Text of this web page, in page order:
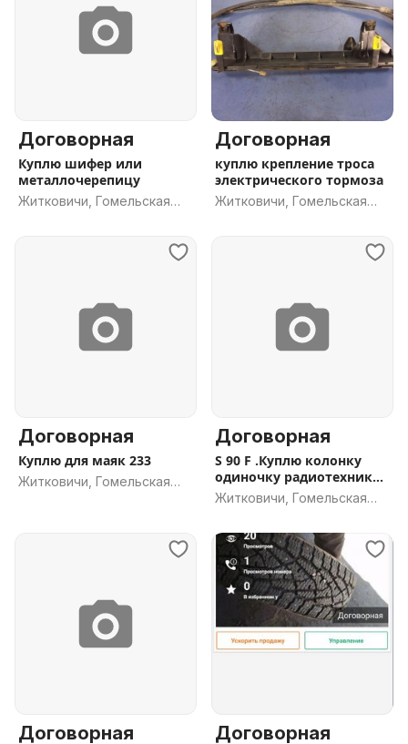
Договорная
Куплю шифер или
металлочерепицу
Житковичи, Гомельская
Договорная
куплю крепление троса
электрического тормоза
Житковичи, Гомельская
Договорная
Куплю для маяк 233
Житковичи, Гомельская
Договорная
S 90 F .Куплю колонку
одиночку радиотехника
s90f
Житковичи, Гомельская
Договорная Договорная